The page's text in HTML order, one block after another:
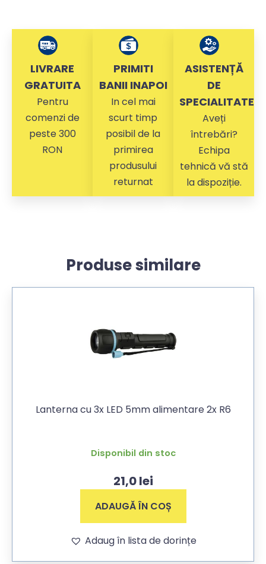
LIVRARE
GRATUITA
Pentru
comenzi de
peste 300
RON
PRIMITI
BANII INAPOI
In cel mai
scurt timp
posibil de la
primirea
produsului
returnat
ASISTENȚĂ
DE
SPECIALITATE
Aveți
întrebări?
Echipa
tehnică vă stă
la dispoziție.
Produse similare
Lanterna cu 3x LED 5mm alimentare 2x R6
Disponibil din stoc
21,0lei
ADAUGĂ ÎN COȘ
Adaug în lista de dorințe